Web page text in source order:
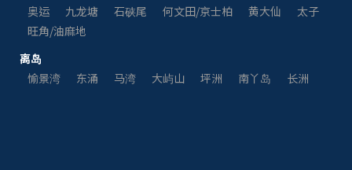
奥运
九龙塘 石硖尾 何文田/京士柏 黄大仙
太子
旺角/油麻地
离岛
愉景湾
东涌 马湾 大屿山 坪洲 南丫岛 长洲